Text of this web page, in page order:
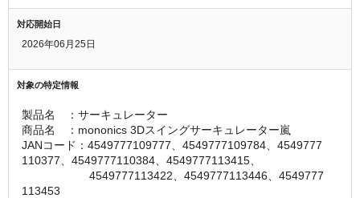
対応開始日
2026年06月25日
対象の特定情報
製品名　：サーキュレーター
商品名　：mononics 3Dスイングサーキュレーター嵐
JANコード：4549777109777、4549777109784、4549777
110377、4549777110384、4549777113415、
4549777113422、4549777113446、4549777
113453